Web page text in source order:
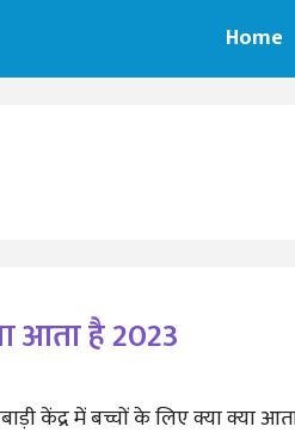
Home
आता है 2023
केंद्र में बच्चों के लिए क्या क्या